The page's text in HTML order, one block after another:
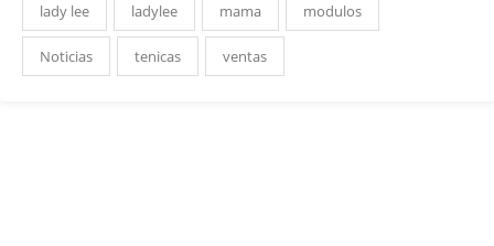
lady lee ladylee mama modulos
Noticias tenicas ventas